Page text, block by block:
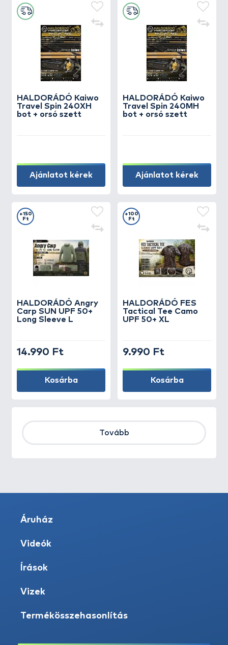
HALDORÁDÓ Kaiwo
Travel Spin 240XH
bot + orsó szett
Ajánlatot kérek
HALDORÁDÓ Kaiwo
Travel Spin 240MH
bot + orsó szett
Ajánlatot kérek
HALDORÁDÓ Angry
Carp SUN UPF 50+
Long Sleeve L
+150
Ft
14.990 Ft
Kosárba
HALDORÁDÓ FES
Tactical Tee Camo
UPF 50+ XL
+100
Ft
9.990 Ft
Kosárba
Tovább
Áruház
Videók
Írások
Vizek
Termékösszehasonlítás